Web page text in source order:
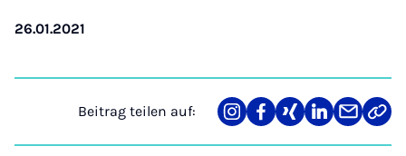
26.01.2021
Beitrag teilen auf:
Teilen
auf
Teilen
auf
Teilen
auf
Teilen
auf
Teilen
über
Link